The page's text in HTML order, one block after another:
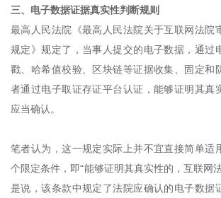
三、电子数据证据真实性判断规则
最高人民法院《最高人民法院关于互联网法院
规定》规定了，当事人提交的电子数据，通过
戳、哈希值校验、区块链等证据收集、固定和
者通过电子取证存证平台认证，能够证明其真
应当确认。
笔者认为，这一规定实际上并不宜直接简单适
个限定条件，即“能够证明其真实性的，互联网
是说，该条款中规定了法院应确认的电子数据